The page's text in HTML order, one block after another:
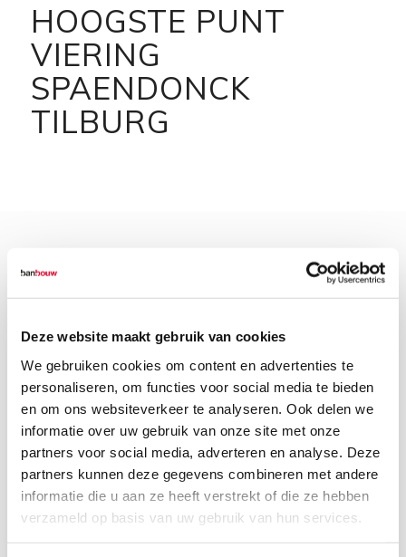
Deze website maakt gebruik van cookies
We gebruiken cookies om content en advertenties te
personaliseren, om functies voor social media te bieden
en om ons websiteverkeer te analyseren. Ook delen we
informatie over uw gebruik van onze site met onze
partners voor social media, adverteren en analyse. Deze
partners kunnen deze gegevens combineren met andere
informatie die u aan ze heeft verstrekt of die ze hebben
verzameld op basis van uw gebruik van hun services.
HOOGSTE PUNT
VIERING
SPAENDONCK
TILBURG
24 september 2025